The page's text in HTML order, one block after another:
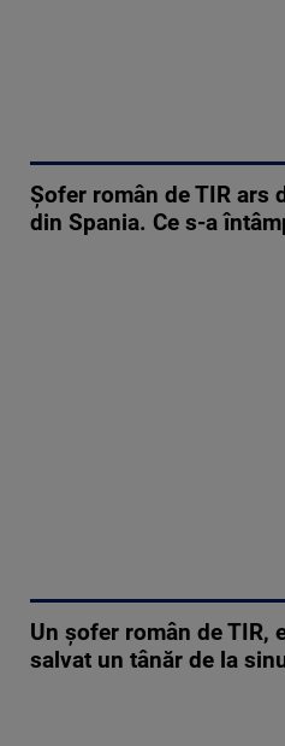
Șofer român de TIR ars
din Spania. Ce s-a
Un șofer român de TIR,
salvat un tânăr de la